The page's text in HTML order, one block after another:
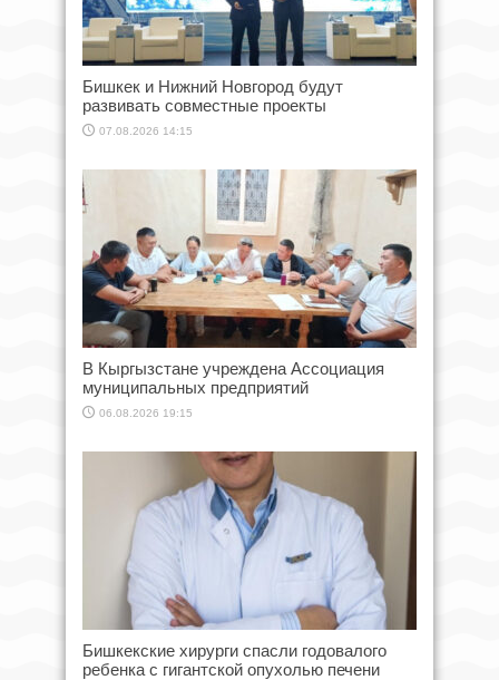
Бишкек и Нижний Новгород будут
развивать совместные проекты
07.08.2026 14:15
В Кыргызстане учреждена Ассоциация
муниципальных предприятий
06.08.2026 19:15
Бишкекские хирурги спасли годовалого
ребенка с гигантской опухолью печени